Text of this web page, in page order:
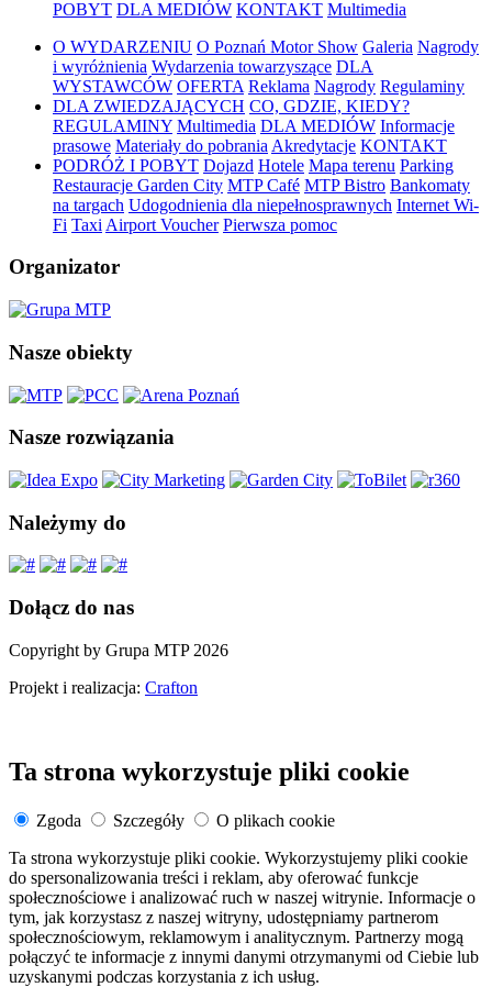
POBYT DLA MEDIÓW KONTAKT Multimedia
O WYDARZENIU O Poznań Motor Show Galeria Nagrody
i wyróżnienia Wydarzenia towarzyszące DLA
WYSTAWCÓW OFERTA Reklama Nagrody Regulaminy
DLA ZWIEDZAJĄCYCH CO, GDZIE, KIEDY?
REGULAMINY Multimedia DLA MEDIÓW Informacje
prasowe Materiały do pobrania Akredytacje KONTAKT
PODRÓŻ I POBYT Dojazd Hotele Mapa terenu Parking
Restauracje Garden City MTP Café MTP Bistro Bankomaty
na targach Udogodnienia dla niepełnosprawnych Internet Wi-
Fi Taxi Airport Voucher Pierwsza pomoc
Organizator
Nasze obiekty
Nasze rozwiązania
Należymy do
Dołącz do nas
Copyright by Grupa MTP 2026
Projekt i realizacja: Crafton
Ta strona wykorzystuje pliki cookie
Zgoda Szczegóły
O plikach cookie
Ta strona wykorzystuje pliki cookie. Wykorzystujemy pliki cookie
do spersonalizowania treści i reklam, aby oferować funkcje
społecznościowe i analizować ruch w naszej witrynie. Informacje o
tym, jak korzystasz z naszej witryny, udostępniamy partnerom
społecznościowym, reklamowym i analitycznym. Partnerzy mogą
połączyć te informacje z innymi danymi otrzymanymi od Ciebie lub
uzyskanymi podczas korzystania z ich usług.